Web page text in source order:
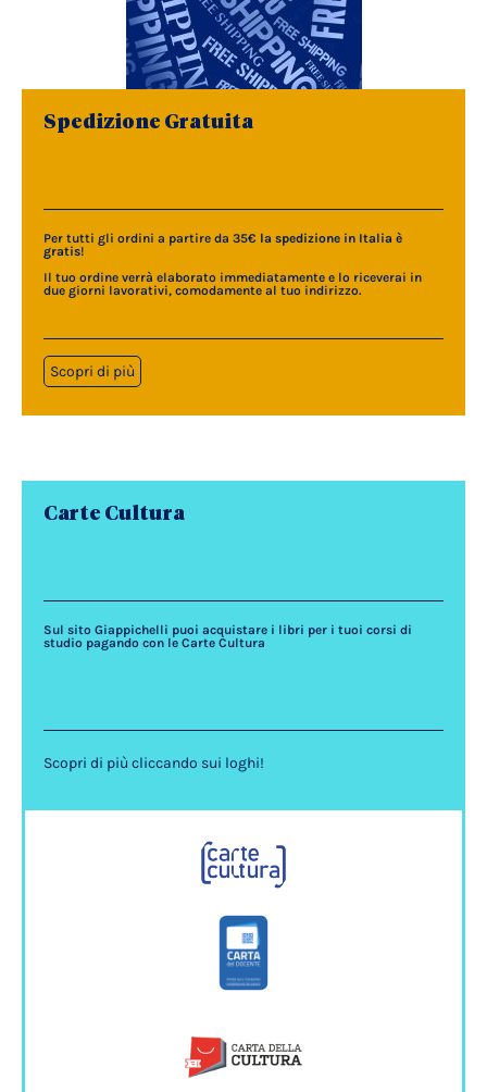
Spedizione Gratuita
Per tutti gli ordini a partire da 35€ la spedizione in Italia è
gratis!
Il tuo ordine verrà elaborato immediatamente e lo riceverai in
due giorni lavorativi, comodamente al tuo indirizzo.
Scopri di più
Carte Cultura
Sul sito Giappichelli puoi acquistare i libri per i tuoi corsi di
studio pagando con le Carte Cultura
Scopri di più cliccando sui loghi!